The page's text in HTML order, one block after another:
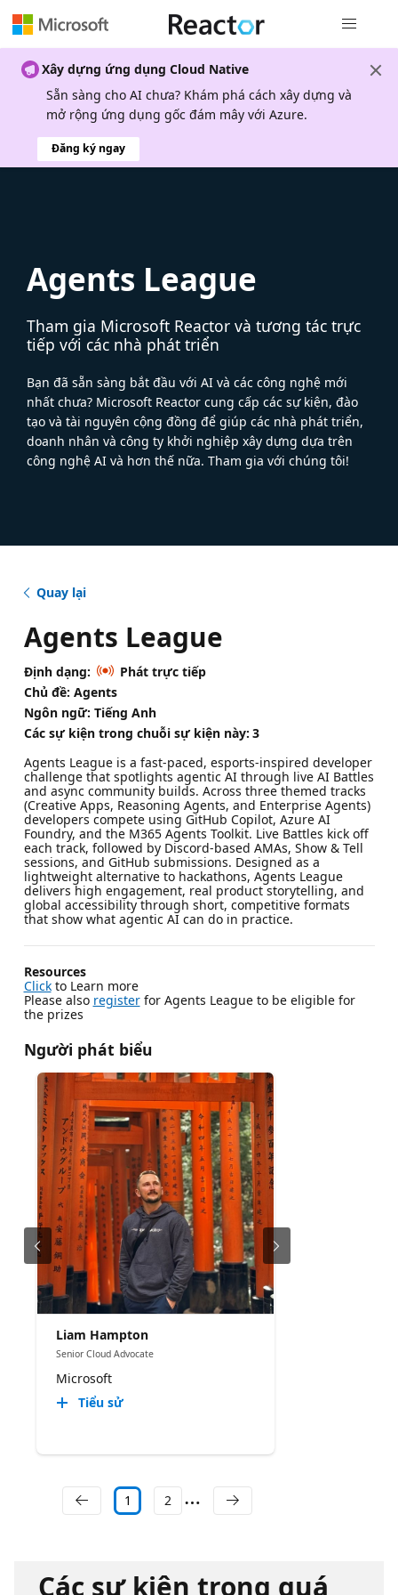
Xây dựng ứng dụng Cloud Native
Sẵn sàng cho AI chưa? Khám phá cách xây dựng và
mở rộng ứng dụng gốc đám mây với Azure.
Đăng ký ngay
Agents League
Tham gia Microsoft Reactor và tương tác trực
tiếp với các nhà phát triển
Bạn đã sẵn sàng bắt đầu với AI và các công nghệ mới
nhất chưa? Microsoft Reactor cung cấp các sự kiện, đào
tạo và tài nguyên cộng đồng để giúp các nhà phát triển,
doanh nhân và công ty khởi nghiệp xây dựng dựa trên
công nghệ AI và hơn thế nữa. Tham gia với chúng tôi!
Quay lại
Agents League
Định dạng:
Phát trực tiếp
Chủ đề: Agents
Ngôn ngữ: Tiếng Anh
Các sự kiện trong chuỗi sự kiện này: 3
Agents League is a fast-paced, esports-inspired developer
challenge that spotlights agentic AI through live AI Battles
and async community builds. Across three themed tracks
(Creative Apps, Reasoning Agents, and Enterprise Agents)
developers compete using GitHub Copilot, Azure AI
Foundry, and the M365 Agents Toolkit. Live Battles kick off
each track, followed by Discord-based AMAs, Show & Tell
sessions, and GitHub submissions. Designed as a
lightweight alternative to hackathons, Agents League
delivers high engagement, real product storytelling, and
global accessibility through short, competitive formats
that show what agentic AI can do in practice.
Resources
Clickto Learn more
Please also registerfor Agents League to be eligible for
the prizes
Người phát biểu
Liam Hampton
Senior Cloud Advocate
Microsoft
Tiểu sử
1 2
Các sự kiện trong quá